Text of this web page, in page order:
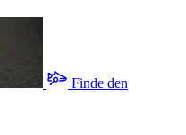
Finde den